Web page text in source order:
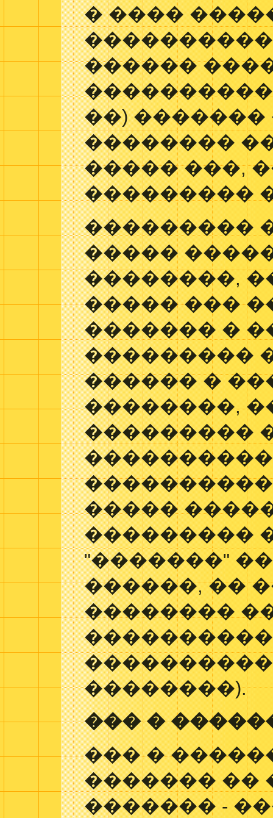
� ����
������
��)
��������
����� ���,
���������
���������
�����
��������,
����� ���
������� �
���������
������ �
��������,
���������
�����
���������
"�������"
������, ��
��������
��������).
��� �
��� �
������� ��
������� -